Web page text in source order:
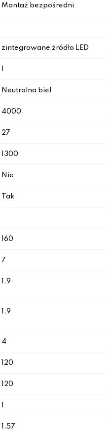
Montaż bezpośredni
zintegrowane źródło LED
Neutralna biel
4000
27
1300
Nie
Tak
160
7
1.9
1.9
4
120
120
1.57